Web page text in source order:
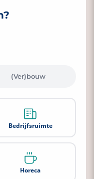
(Ver)bouw
Bedrijfsruimte
Horeca